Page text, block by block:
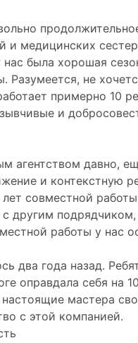
и медицинских
была хорошая
Разумеется, не
примерно
и
агентством давно,
и контекстную
совместной
другим
работы у нас
два года назад.
оправдала себя
мастера
с этой компанией.